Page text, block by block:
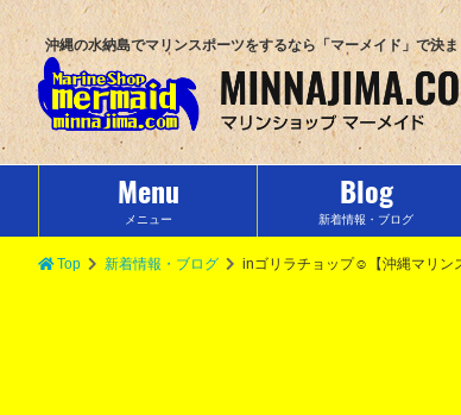
沖縄の水納島でマリンスポーツをするなら「マーメイド」で決ま
Menu
メニュー
Blog
新着情報・ブログ
Top 新着情報・ブログ inゴリラチョップ☺【沖縄マリン